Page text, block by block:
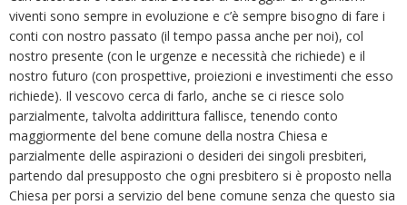
viventi sono sempre in evoluzione e c’è sempre bisogno di fare i
conti con nostro passato (il tempo passa anche per noi), col
nostro presente (con le urgenze e necessità che richiede) e il
nostro futuro (con prospettive, proiezioni e investimenti che esso
richiede). Il vescovo cerca di farlo, anche se ci riesce solo
parzialmente, talvolta addirittura fallisce, tenendo conto
maggiormente del bene comune della nostra Chiesa e
parzialmente delle aspirazioni o desideri dei singoli presbiteri,
partendo dal presupposto che ogni presbitero si è proposto nella
Chiesa per porsi a servizio del bene comune senza che questo sia